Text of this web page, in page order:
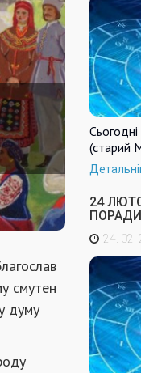
смутен
думу
(старий
24
ПОРАДИ
24. 02.